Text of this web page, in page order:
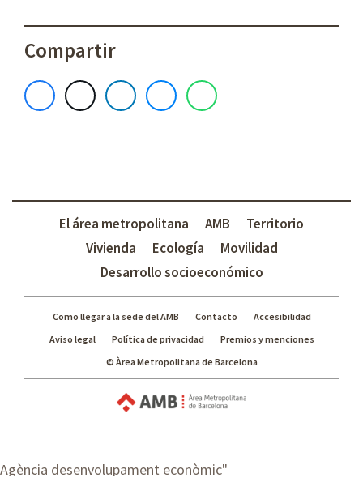
Compartir
El área metropolitana AMB
Territorio
Vivienda
Ecología
Movilidad
Desarrollo socioeconómico
Como llegar a la sede del AMB Contacto
Accesibilidad
Aviso legal
Política de privacidad
Premios y menciones
© Àrea Metropolitana de Barcelona
Agència desenvolupament econòmic"